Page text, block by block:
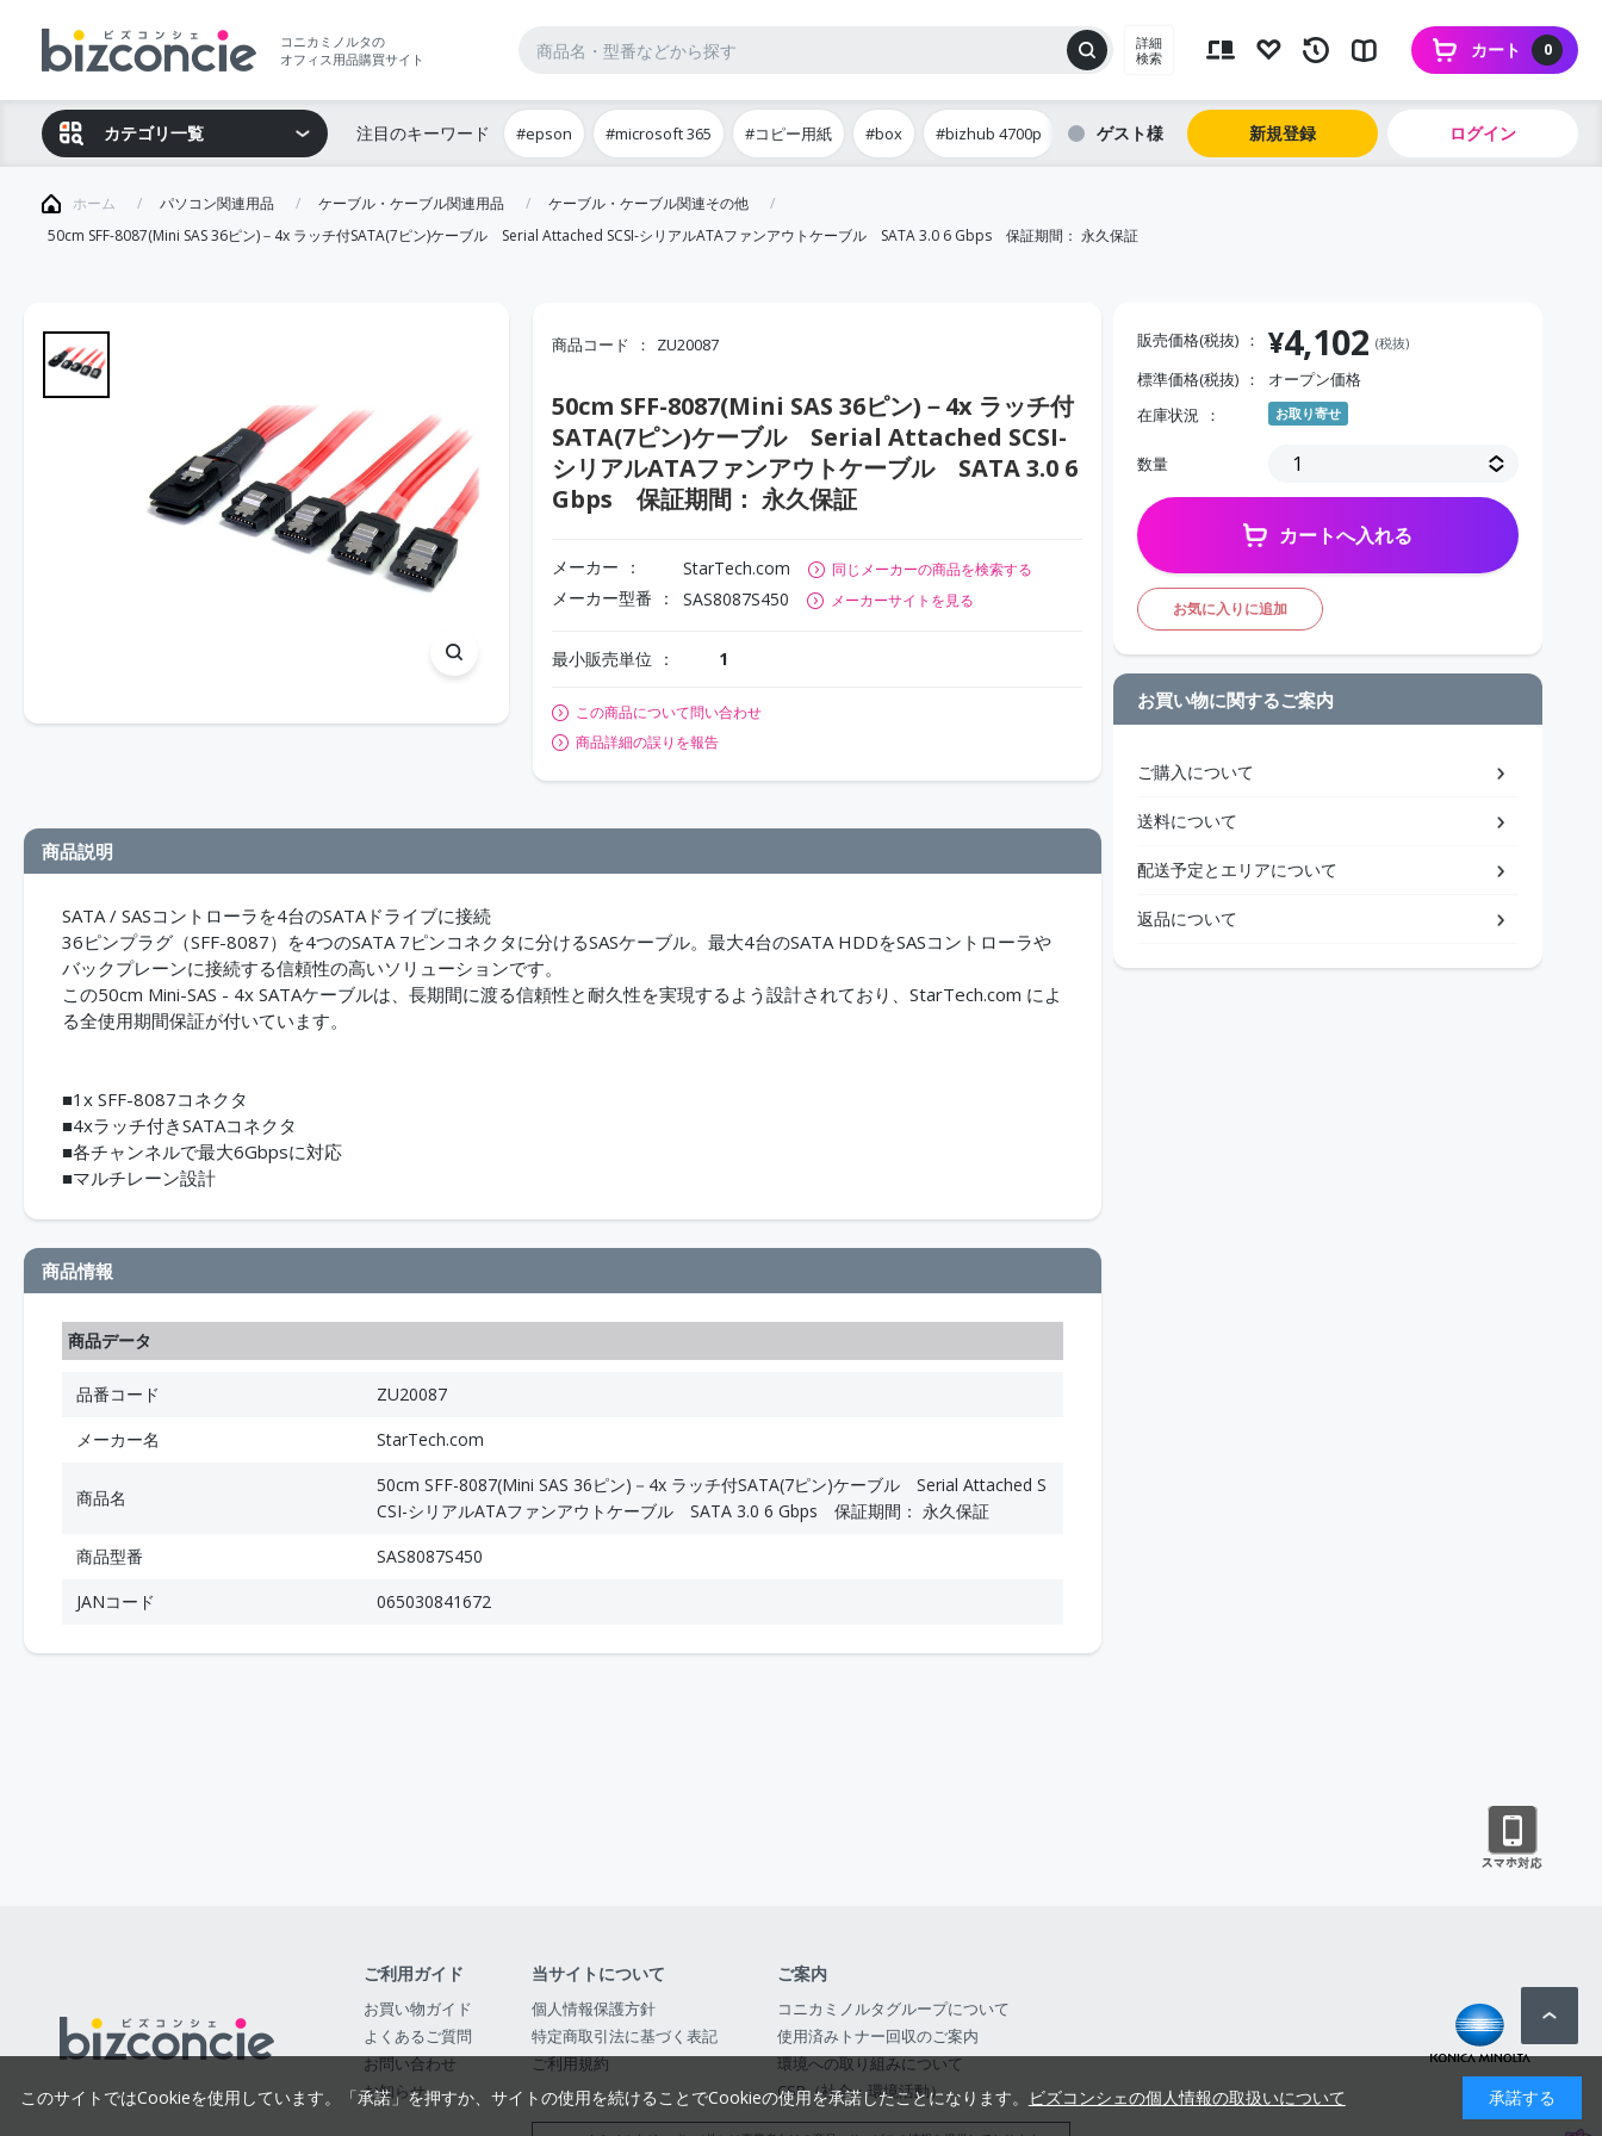
コニカミノルタの
オフィス用品購買サイト
詳細
検索
0
カート
カテゴリ一覧 注目のキーワード #epson #microsoft 365 #コピー用紙 #box #bizhub 4700p ゲスト 新規登録 ログイン
ホーム パソコン関連用品 ケーブル・ケーブル関連用品
ケーブル・ケーブル関連その他
50cm SFF-8087(Mini SAS 36ピン)－4x ラッチ付SATA(7ピン)ケーブル Serial Attached SCSI-シリアルATAファンアウトケーブル SATA 3.0 6 Gbps 保証期間： 永久保証
商品コード ZU20087
50cm SFF-8087(Mini SAS 36ピン)－4x ラッチ付
SATA(7ピン)ケーブル Serial Attached SCSI-
シリアルATAファンアウトケーブル SATA 3.0 6
Gbps 保証期間： 永久保証
メーカー StarTech.com 同じメーカーの商品を検索する
メーカー型番 SAS8087S450 メーカーサイトを見る
最小販売単位 1
この商品について問い合わせ
商品詳細の誤りを報告
商品説明
SATA / SASコントローラを4台のSATAドライブに接続
36ピンプラグ（SFF-8087）を4つのSATA 7ピンコネクタに分けるSASケーブル。最大4台のSATA HDDをSASコントローラや
バックプレーンに接続する信頼性の高いソリューションです。
この50cm Mini-SAS - 4x SATAケーブルは、長期間に渡る信頼性と耐久性を実現するよう設計されており、StarTech.com によ
る全使用期間保証が付いています。
■1x SFF-8087コネクタ
■4xラッチ付きSATAコネクタ
■各チャンネルで最大6Gbpsに対応
■マルチレーン設計
商品情報
商品データ
品番コード
ZU20087
メーカー名
StarTech.com
商品名
50cm SFF-8087(Mini SAS 36ピン)－4x ラッチ付SATA(7ピン)ケーブル Serial Attached S
CSI-シリアルATAファンアウトケーブル SATA 3.0 6 Gbps 保証期間： 永久保証
商品型番
SAS8087S450
JANコード
065030841672
販売価格(税抜) ¥4,102 (税抜)
標準価格(税抜)
オープン価格
在庫状況
お取り寄せ
数量
カートへ入れる
お気に入りに追加
お買い物に関するご案内
ご購入について
送料について
配送予定とエリアについて
返品について
ご利用ガイド
お買い物ガイド
よくあるご質問
お問い合わせ
お知らせ
当サイトについて
個人情報保護方針
特定商取引法に基づく表記
ご利用規約
ご案内
コニカミノルタグループについて
使用済みトナー回収のご案内
環境への取り組みについて
CSR（社会・環境活動）
このサイトではCookieを使用しています。「承諾」を押すか、サイトの使用を続けることでCookieの使用を承諾したことになります。 ビズコンシェの個人情報の取扱いについて 承諾する